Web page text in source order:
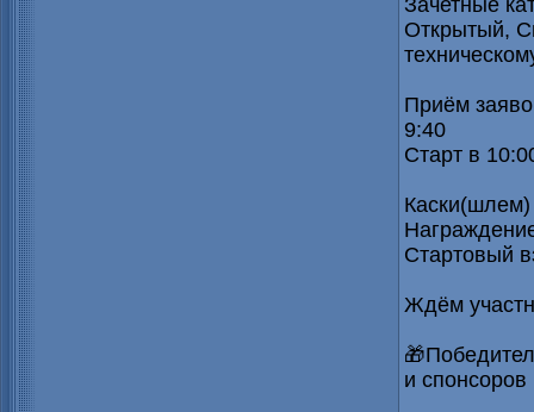
Зачетные
Открытый,
Приём
9:40
Старт в
Каски(шлем)
Стартовый
Ждём
и